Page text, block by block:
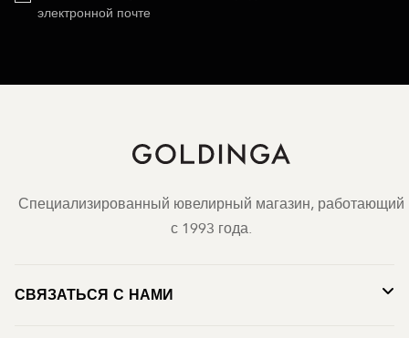
электронной почте
Специализированный ювелирный магазин, работающий
с 1993 года.
СВЯЗАТЬСЯ С НАМИ